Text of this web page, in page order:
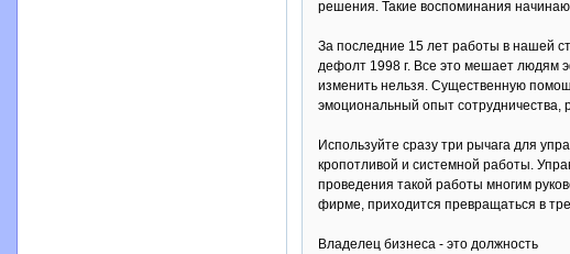
решения. Такие воспоминания
За последние 15 лет работы в нашей
дефолт 1998 г. Все это мешает людям
изменить нельзя. Существенную
эмоциональный опыт
Используйте сразу три рычага для
кропотливой и системной работы.
проведения такой работы многим
фирме, приходится превращаться в
Владелец бизнеса - это должность